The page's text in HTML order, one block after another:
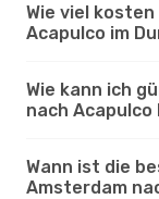
Wie viel
Acapulco im
Wie kann ich
nach Acapulco
Wann ist die
Amsterdam